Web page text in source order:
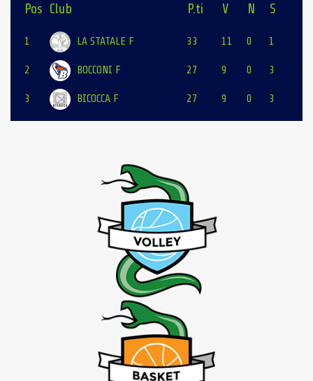
Pos Club P.ti V N S
1 LA STATALE F 33 11 0 1
2 BOCCONI F 27 9 0 3
3 BICOCCA F 27 9 0 3